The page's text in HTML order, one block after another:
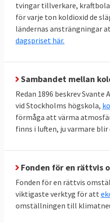
tvingar tillverkare,
för varje ton koldioxid de
ländernas ansträngningar
dagspriset här.
Sambandet mellan
Redan 1896 beskrev
vid Stockholms högskola,
förmåga att värma
finns i luften, ju varmare blir
Fonden för en rättvis
Fonden för en rättvis
viktigaste verktyg för att
omställningen till